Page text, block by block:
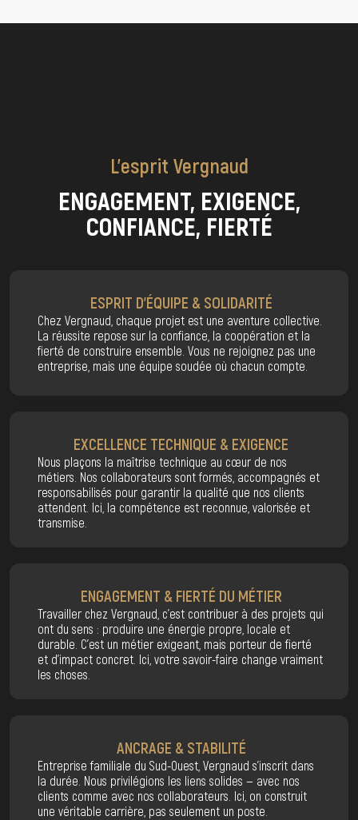
L’esprit Vergnaud
ENGAGEMENT, EXIGENCE,
CONFIANCE, FIERTÉ
ESPRIT D’ÉQUIPE & SOLIDARITÉ
Chez Vergnaud, chaque projet est une aventure collective.
La réussite repose sur la confiance, la coopération et la
fierté de construire ensemble. Vous ne rejoignez pas une
entreprise, mais une équipe soudée où chacun compte.
EXCELLENCE TECHNIQUE & EXIGENCE
Nous plaçons la maîtrise technique au cœur de nos
métiers. Nos collaborateurs sont formés, accompagnés et
responsabilisés pour garantir la qualité que nos clients
attendent. Ici, la compétence est reconnue, valorisée et
transmise.
ENGAGEMENT & FIERTÉ DU MÉTIER
Travailler chez Vergnaud, c’est contribuer à des projets qui
ont du sens : produire une énergie propre, locale et
durable. C’est un métier exigeant, mais porteur de fierté
et d’impact concret. Ici, votre savoir-faire change vraiment
les choses.
ANCRAGE & STABILITÉ
Entreprise familiale du Sud-Ouest, Vergnaud s’inscrit dans
la durée. Nous privilégions les liens solides — avec nos
clients comme avec nos collaborateurs. Ici, on construit
une véritable carrière, pas seulement un poste.